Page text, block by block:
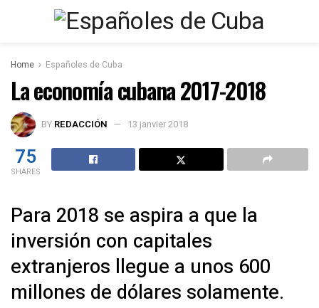
Home Españoles de Cuba
La economía cubana 2017-2018
BY REDACCIÓN 13 janvier 2018
75
SHARES
Para 2018 se aspira a que la
inversión con capitales
extranjeros llegue a unos 600
millones de dólares solamente.